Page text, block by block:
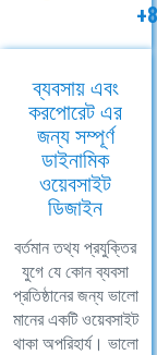
ব্যবসায় এবং
করপোরেট এর
জন্য সম্পূর্ণ
ডাইনামিক
ওয়েবসাইট
ডিজাইন
বর্তমান তথ্য প্রযুক্তির
যুগে যে কোন ব্যবসা
প্রতিষ্ঠানের জন্য ভালো
মানের একটি ওয়েবসাইট
থাকা অপরিহার্য। ভালো